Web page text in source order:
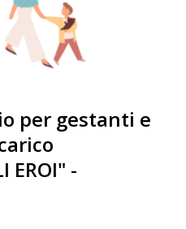
per gestanti e
EROI" -